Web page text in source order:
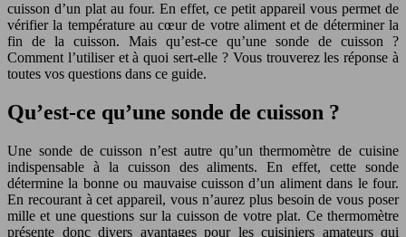
cuisson d’un plat au four. En effet, ce petit appareil vous permet de
vérifier la température au cœur de votre aliment et de déterminer la
fin de la cuisson. Mais qu’est-ce qu’une sonde de cuisson ?
Comment l’utiliser et à quoi sert-elle ? Vous trouverez les réponse à
toutes vos questions dans ce guide.
Qu’est-ce qu’une sonde de cuisson ?
Une sonde de cuisson n’est autre qu’un thermomètre de cuisine
indispensable à la cuisson des aliments. En effet, cette sonde
détermine la bonne ou mauvaise cuisson d’un aliment dans le four.
En recourant à cet appareil, vous n’aurez plus besoin de vous poser
mille et une questions sur la cuisson de votre plat. Ce thermomètre
présente donc divers avantages pour les cuisiniers amateurs qui